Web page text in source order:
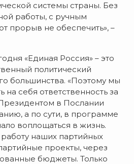
системы страны. Без
работы, с ручным
прорыв не обеспечить», –
«Единая Россия» – это
политический
большинства. «Поэтому мы
на себя ответственность за
в Послании
а по сути, в программе
воплощаться в жизнь.
наших партийных
проекты, через
бюджеты. Только